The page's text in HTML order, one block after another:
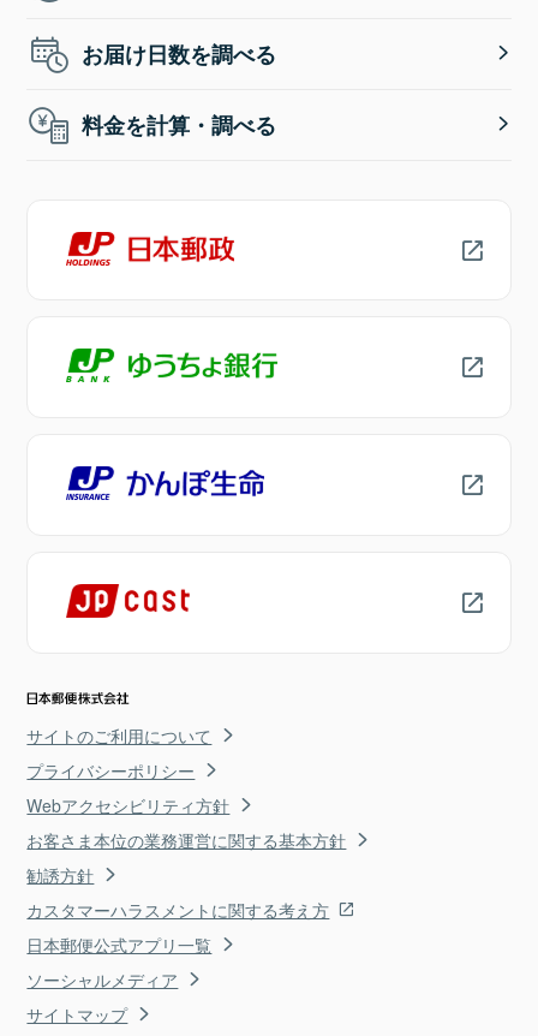
お届け日数を調べる
料金を計算・調べる
サイトのご利用について
プライバシーポリシー
Webアクセシビリティ方針
お客さま本位の業務運営に関する基本方針
勧誘方針
カスタマーハラスメントに関する考え方
日本郵便公式アプリ一覧
ソーシャルメディア
サイトマップ